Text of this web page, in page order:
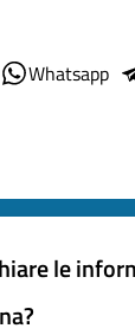
Whatsapp
le